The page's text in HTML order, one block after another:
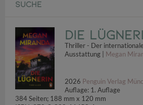
SUCHE
Die
Thriller - Der
Ausstattung | Megan
2026 Penguin Verlag
Auflage: 1. Auflage
384 Seiten; 188 mm x 120 mm